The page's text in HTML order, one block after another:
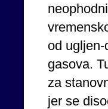
od
gasova.
za
jer se